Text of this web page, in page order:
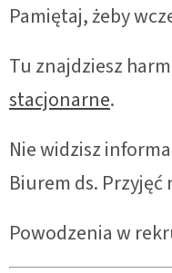
Pamiętaj, żeby
Tu znajdziesz
stacjonarne.
Nie widzisz
Biurem ds. Przyjęć
Powodzenia w